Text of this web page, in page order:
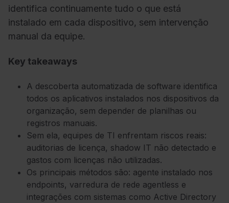
identifica continuamente tudo o que está
instalado em cada dispositivo, sem intervenção
manual da equipe.
Key takeaways
A descoberta automatizada de software identifica
todos os aplicativos instalados nos dispositivos da
organização, sem depender de planilhas ou
registros manuais.
Sem ela, equipes de TI enfrentam riscos reais:
auditorias de licença, shadow IT não detectado e
gastos com licenças não utilizadas.
Os principais métodos são: agente instalado nos
endpoints, varredura de rede agentless e
integrações com sistemas como Active Directory